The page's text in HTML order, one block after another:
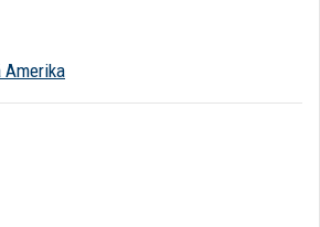
Amerika